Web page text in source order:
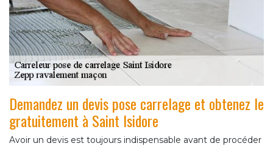
Demandez un devis pose carrelage et obtenez le
gratuitement à Saint Isidore
Avoir un devis est toujours indispensable avant de procéder